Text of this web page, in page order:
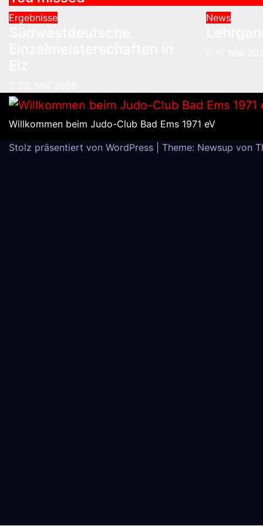
Ergebnisse News
Willkommen beim Judo-Club Bad Ems 1971 eV
Stolz präsentiert von WordPress
Theme: Newsup von